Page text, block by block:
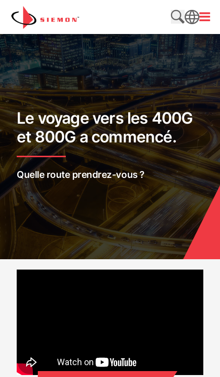
Aller au contenu
SEARCH
Le voyage vers les 400G
et 800G a commencé.
Quelle route prendrez-vous ?